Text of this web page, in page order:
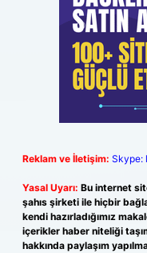
Reklam ve İletişim: Skype:
Yasal Uyarı: Bu internet
şahıs şirketi ile hiçbir
kendi hazırladığımız
içerikler haber niteliği
hakkında paylaşım